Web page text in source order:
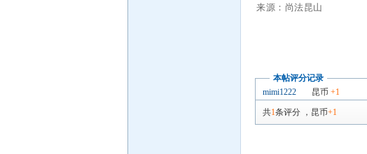
来源：尚法昆山
本帖评分记录
mimi1222
昆币 +1
共1条评分 ， 昆币+1